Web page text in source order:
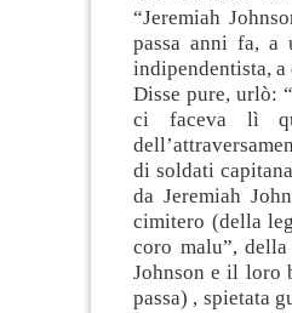
“Jeremiah
passa anni fa, a
indipendentista,
Disse pure, urlò:
ci faceva lì
di soldati
da Jeremiah
cimitero (della
coro malu”,
Johnson e il loro
passa) , spietata